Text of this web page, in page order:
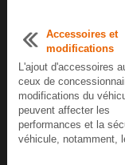
Accessoires et
modifications
L'ajout d'accessoires
ceux de
modifications du
peuvent affecter les
performances et la
véhicule, notamment,